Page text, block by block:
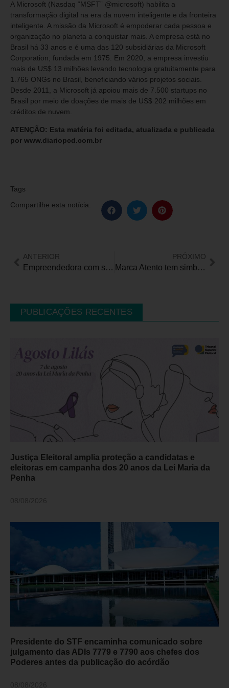
A Microsoft (Nasdaq “MSFT” @microsoft) habilita a
transformação digital na era da nuvem inteligente e da fronteira
inteligente. A missão da Microsoft é empoderar cada pessoa e
organização no planeta a conquistar mais. A empresa está no
Brasil há 33 anos e é uma das 120 subsidiárias da Microsoft
Corporation, fundada em 1975. Em 2020, a empresa investiu
mais de US$ 13 milhões levando tecnologia gratuitamente para
1.765 ONGs no Brasil, beneficiando vários projetos sociais.
Desde 2011, a Microsoft já apoiou mais de 7.500 startups no
Brasil por meio de doações de mais de US$ 202 milhões em
créditos de nuvem.
ATENÇÃO: Esta matéria foi editada, atualizada e publicada
por www.diariopcd.com.br
Tags
Compartilhe esta notícia:
ANTERIOR
Empreendedora com síndrome de Down é a mais nova Dona da Rua da História
PRÓXIMO
Marca Atento tem simbologia única em todas as nacionalidades
PUBLICAÇÕES RECENTES
Justiça Eleitoral amplia proteção a candidatas e
eleitoras em campanha dos 20 anos da Lei Maria da
Penha
Presidente do STF encaminha comunicado sobre
julgamento das ADIs 7779 e 7790 aos chefes dos
Poderes antes da publicação do acórdão